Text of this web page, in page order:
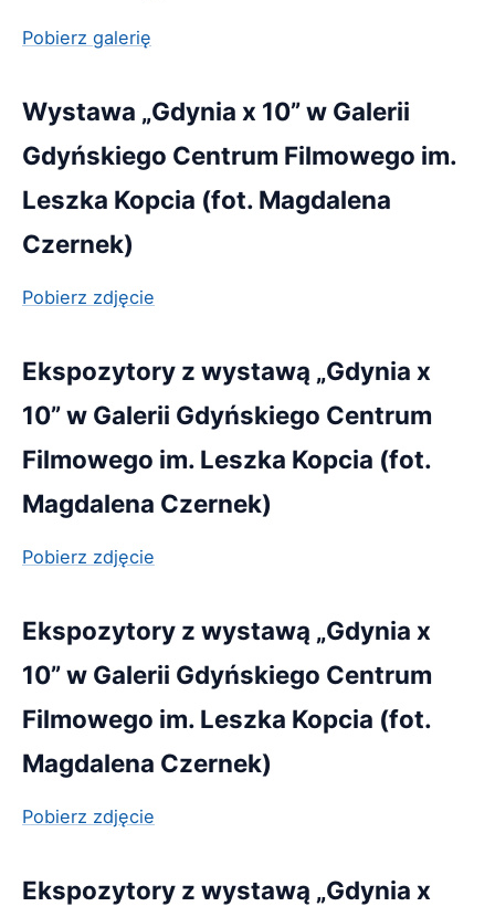
Pobierz galerię
Wystawa „Gdynia x 10” w Galerii
Gdyńskiego Centrum Filmowego im.
Leszka Kopcia (fot. Magdalena
Czernek)
Pobierz zdjęcie
Ekspozytory z wystawą „Gdynia x
10” w Galerii Gdyńskiego Centrum
Filmowego im. Leszka Kopcia (fot.
Magdalena Czernek)
Pobierz zdjęcie
Ekspozytory z wystawą „Gdynia x
10” w Galerii Gdyńskiego Centrum
Filmowego im. Leszka Kopcia (fot.
Magdalena Czernek)
Pobierz zdjęcie
Ekspozytory z wystawą „Gdynia x